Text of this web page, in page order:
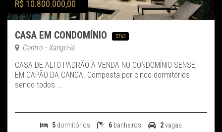
R$ 10.800.000,00
CASA EM CONDOMÍNIO 5763
Centro - Xangri-lá
CASA DE ALTO PADRÃO À VENDA NO CONDOMÍNIO SENSE,
EM CAPÃO DA CANOA. Composta por cinco dormitórios
sendo todos ...
5 dormitórios 6 banheiros 2vagas